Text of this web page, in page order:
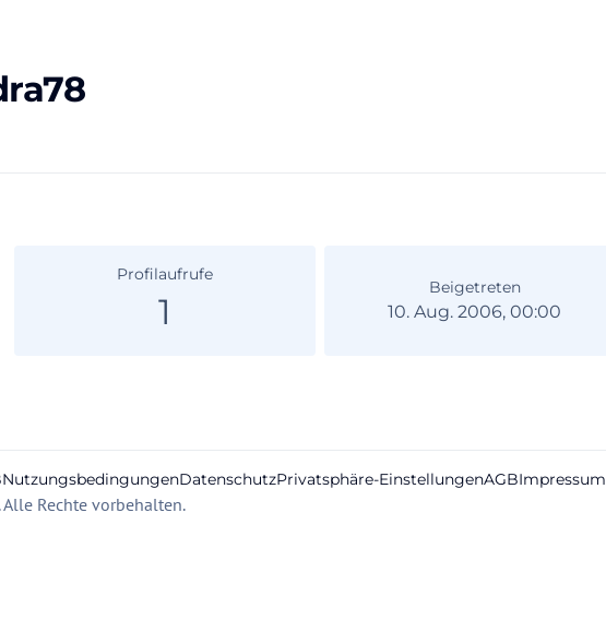
Profilaufrufe
1
Beigetreten
10. Aug. 2006, 00:00
NutzungsbedingungenDatenschutzPrivatsphäre-EinstellungenAGBImpressum
Rechte vorbehalten.